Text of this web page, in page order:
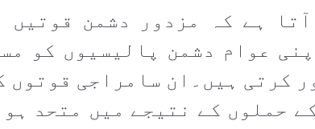
ہے کہ مزدور دشمن
عوام دشمن پالیسیوں کو
کرتی ہیں۔ان سامراجی قوتوں
حملوں کے نتیجے میں متحد